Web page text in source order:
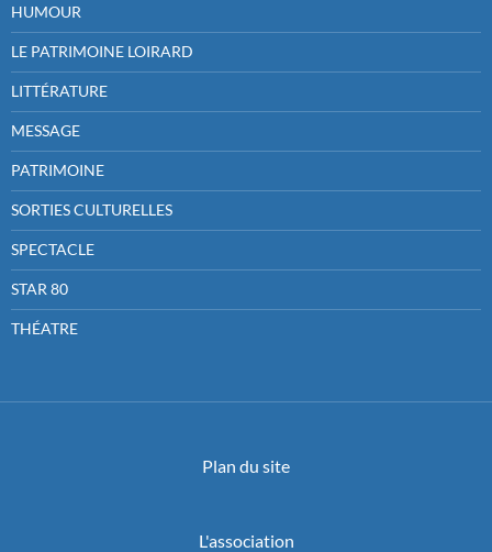
HUMOUR
LE PATRIMOINE LOIRARD
LITTÉRATURE
MESSAGE
PATRIMOINE
SORTIES CULTURELLES
SPECTACLE
STAR 80
THÉATRE
Plan du site
L'association